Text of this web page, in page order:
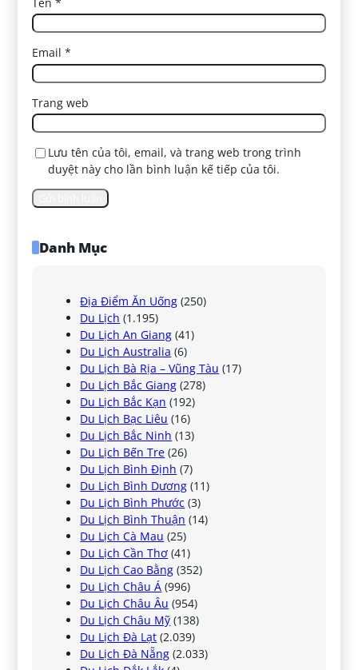
Email*
Trang web
Lưu tên của tôi, email, và trang web trong trình
duyệt này cho lần bình luận kế tiếp của tôi.
Danh Mục
Địa Điểm Ăn Uống (250)
Du Lịch (1.195)
Du Lịch An Giang (41)
Du Lịch Australia (6)
Du Lịch Bà Rịa – Vũng Tàu (17)
Du Lịch Bắc Giang (278)
Du Lịch Bắc Kạn (192)
Du Lịch Bạc Liêu (16)
Du Lịch Bắc Ninh (13)
Du Lịch Bến Tre (26)
Du Lịch Bình Định (7)
Du Lịch Bình Dương (11)
Du Lịch Bình Phước (3)
Du Lịch Bình Thuận (14)
Du Lịch Cà Mau (25)
Du Lịch Cần Thơ (41)
Du Lịch Cao Bằng (352)
Du Lịch Châu Á (996)
Du Lịch Châu Âu (954)
Du Lịch Châu Mỹ (138)
Du Lịch Đà Lạt (2.039)
Du Lịch Đà Nẵng (2.033)